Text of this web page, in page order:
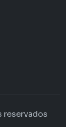
reservados